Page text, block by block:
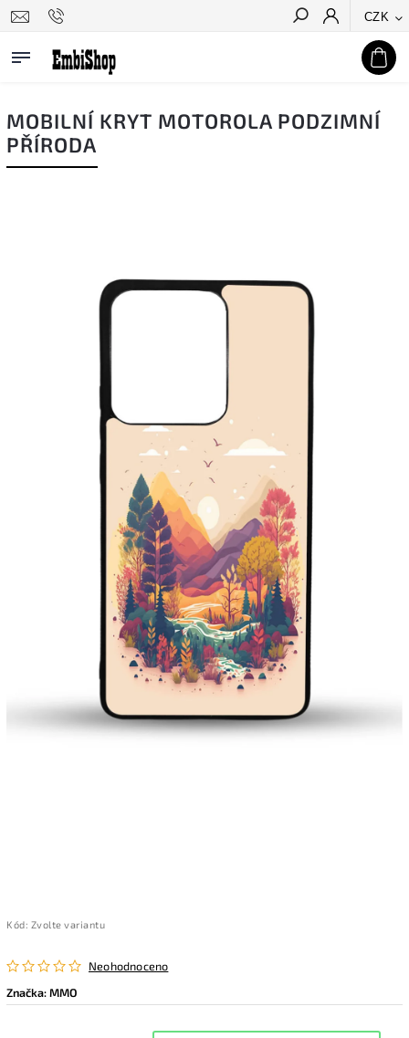
CZK
Hledat
MOBILNÍ KRYT MOTOROLA PODZIMNÍ
PŘÍRODA
Kód: Zvolte variantu
Neohodnoceno
Značka:MMO